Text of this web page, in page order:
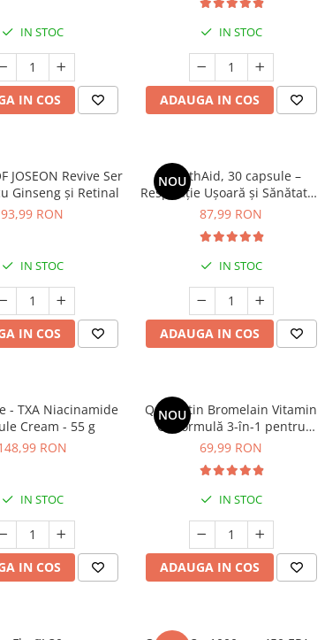
IN STOC
IN COS
IN STOC
ADAUGA IN COS
JOSEON Revive Ser
Ginseng și Retinal
93,99 RON
IN STOC
IN COS
NOU
BreathAid, 30 capsule –
Respirație Ușoară și Sănătatea
Căilor Respiratorii
87,99 RON
IN STOC
ADAUGA IN COS
- TXA Niacinamide
Cream - 55 g
RON
IN STOC
IN COS
NOU
Quercetin Bromelain Vitamin
C - formulă 3-în-1 pentru
alergii respiratorii și imunitate
69,99 RON
IN STOC
ADAUGA IN COS